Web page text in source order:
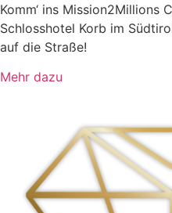
Komm‘ ins Mission2Millions
Schlosshotel Korb im
auf die Straße!
Mehr dazu